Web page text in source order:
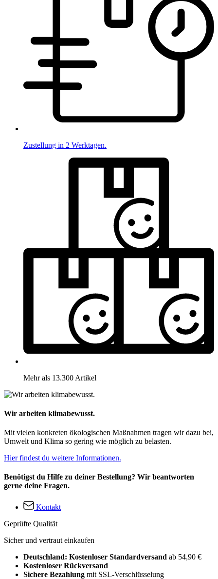
Zustellung in 2 Werktagen.
Mehr als 13.300 Artikel
Wir arbeiten klimabewusst.
Mit vielen konkreten ökologischen Maßnahmen tragen wir dazu bei,
Umwelt und Klima so gering wie möglich zu belasten.
Hier findest du weitere Informationen.
Benötigst du Hilfe zu deiner Bestellung? Wir beantworten
gerne deine Fragen.
Kontakt
Geprüfte Qualität
Sicher und vertraut einkaufen
Deutschland: Kostenloser Standardversand ab 54,90 €
Kostenloser Rückversand
Sichere Bezahlung mit SSL-Verschlüsselung